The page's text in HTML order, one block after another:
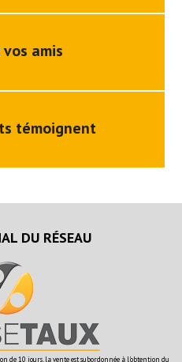
amis
témoignent
DU RÉSEAU
de 10 jours, la vente est subordonnée à l'obtention du